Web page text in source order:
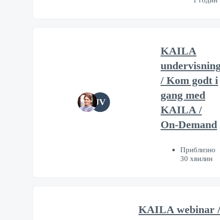
JV
KAILA
/ Kom godt i
gang med
KAILA /
On-Demand
Приблизно
30 хвилин
KAILA webinar /